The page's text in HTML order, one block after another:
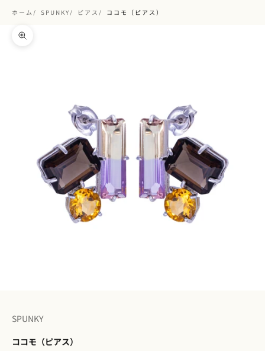
ホーム SPUNKY ピアス ココモ（ピアス）
ズームイン
SPUNKY
ココモ（ピアス）